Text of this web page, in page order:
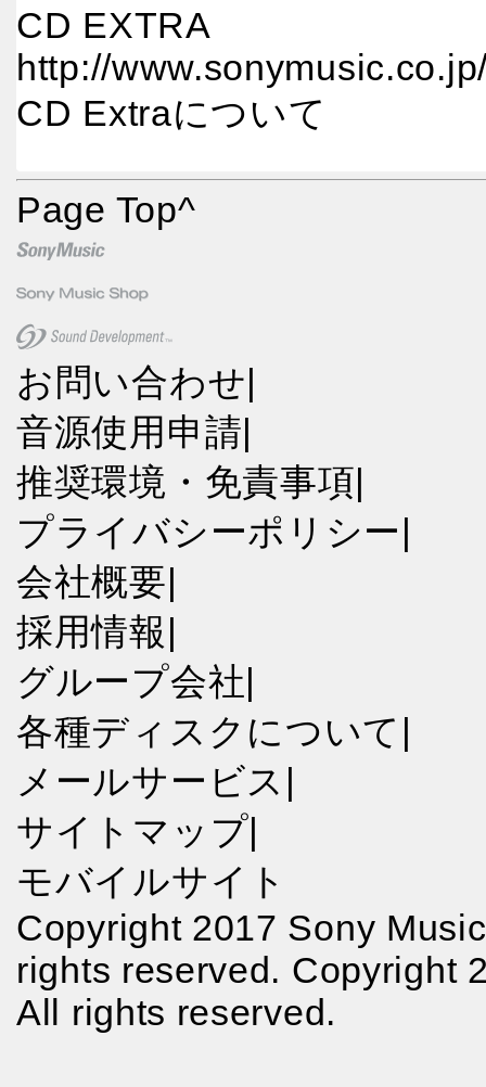
CD EXTRA
http://
CD Extraについて
Page Top^
お問い合わせ|
音源使用申請|
推奨環境・免責事項|
プライバシーポリシー|
会社概要|
採用情報 |
グループ会社|
各種ディスクについて |
メールサービス |
サイトマップ|
モバイルサイト
Copyright 2017 Sony
rights reserved. Copyright
All rights reserved.